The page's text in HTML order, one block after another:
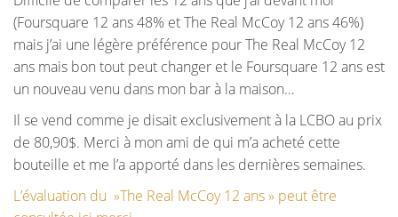
(Foursquare 12 ans 48% et The Real McCoy 12 ans 46%)
mais j’ai une légère préférence pour The Real McCoy 12
ans mais bon tout peut changer et le Foursquare 12 ans est
un nouveau venu dans mon bar à la maison…
Il se vend comme je disait exclusivement à la LCBO au prix
de 80,90$. Merci à mon ami de qui m’a acheté cette
bouteille et me l’a apporté dans les dernières semaines.
L’évaluation du »The Real McCoy 12 ans » peut être